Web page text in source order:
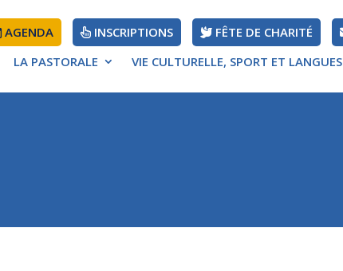
AGENDA INSCRIPTIONS FÊTE DE CHARITÉ
LA PASTORALE VIE CULTURELLE, SPORT ET LANGUES